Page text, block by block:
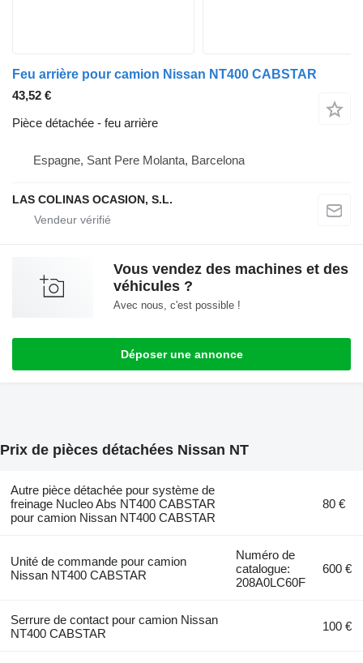
Feu arrière pour camion Nissan NT400 CABSTAR
43,52 €
Pièce détachée - feu arrière
Espagne, Sant Pere Molanta, Barcelona
LAS COLINAS OCASION, S.L.
Vous vendez des machines et des
véhicules ?
Avec nous, c'est possible !
Déposer une annonce
Prix de pièces détachées Nissan NT
Autre pièce détachée pour système de
freinage Nucleo Abs NT400 CABSTAR
pour camion Nissan NT400 CABSTAR
80 €
Unité de commande pour camion
Nissan NT400 CABSTAR
Numéro de
catalogue:
208A0LC60F
600 €
Serrure de contact pour camion Nissan
NT400 CABSTAR
100 €